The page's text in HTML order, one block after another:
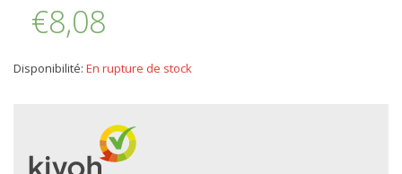
€8,08
Disponibilité: En rupture de stock